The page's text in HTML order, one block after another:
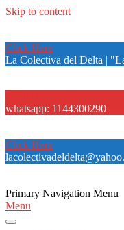
Skip to content
Click Here
La Colectiva del Delta |
whatsapp: 1144300290
Click Here
Primary Navigation Menu
Menu